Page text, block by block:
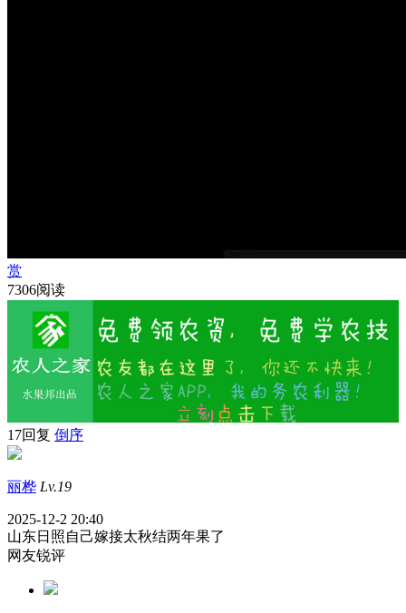
赏
7306阅读
17回复 倒序
丽桦 Lv.19
2025-12-2 20:40
山东日照自己嫁接太秋结两年果了
网友锐评